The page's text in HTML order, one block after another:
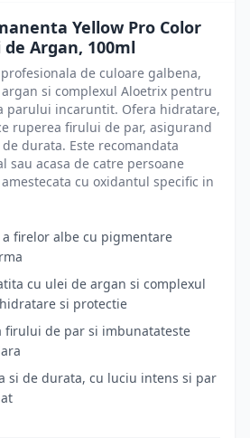
Yellow Pro Color
Argan, 100ml
de culoare galbena,
si complexul Aloetrix pentru
parului incaruntit. Ofera hidratare,
ruperea firului de par, asigurand
durata. Este recomandata
sau acasa de catre persoane
cu oxidantul specific in
a firelor albe cu pigmentare
cu ulei de argan si complexul
si protectie
firului de par si imbunatateste
si de durata, cu luciu intens si par